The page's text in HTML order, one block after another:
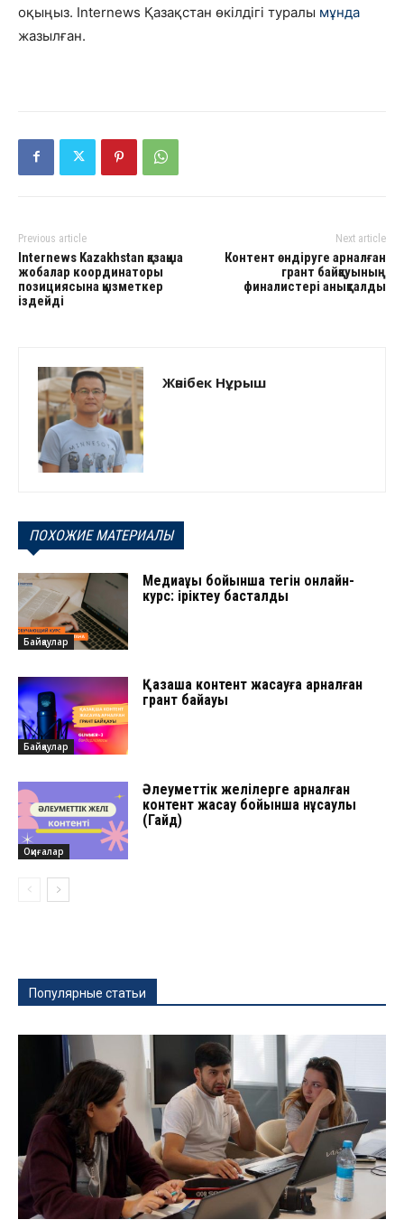
оқыңыз. Internews Қазақстан өкілдігі туралы мұнда
жазылған.
Previous article
Internews Kazakhstan қазақша
жобалар координаторы
позициясына қызметкер
іздейді
Next article
Контент өндіруге арналған
грант байқауының
финалистері анықталды
Жәнібек Нұрыш
ПОХОЖИЕ МАТЕРИАЛЫ
Байқаулар
Медиақұқық бойынша тегін онлайн-
курс: іріктеу басталды
Байқаулар
Қазақша контент жасауға арналған
грант байқауы
Оқиғалар
Әлеуметтік желілерге арналған
контент жасау бойынша нұсқаулық
(Гайд)
Популярные статьи